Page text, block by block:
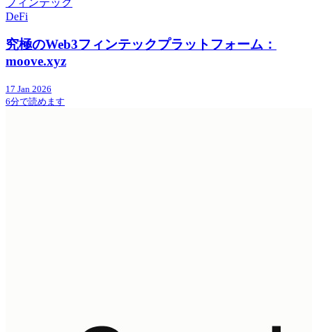
DeFi
究極のWeb3フィンテックプラットフォーム：
moove.xyz
17 Jan 2026
6分で読めます